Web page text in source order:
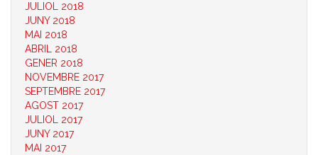
JULIOL 2018
JUNY 2018
MAI 2018
ABRIL 2018
GENER 2018
NOVEMBRE 2017
SEPTEMBRE 2017
AGOST 2017
JULIOL 2017
JUNY 2017
MAI 2017